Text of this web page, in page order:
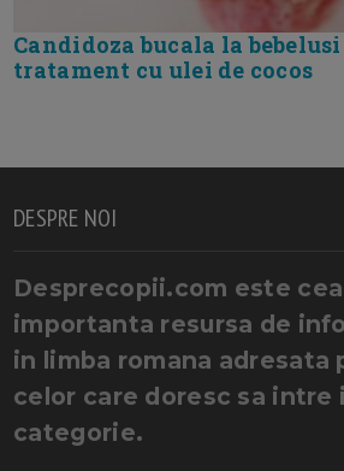
Candidoza bucala la
tratament cu ulei de cocos
DESPRE NOI
Desprecopii.com este
importanta resursa de
in limba romana adresata
celor care doresc sa intre
categorie.